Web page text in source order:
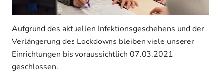
Aufgrund des aktuellen Infektionsgeschehens und der
Verlängerung des Lockdowns bleiben viele unserer
Einrichtungen bis voraussichtlich 07.03.2021
geschlossen.